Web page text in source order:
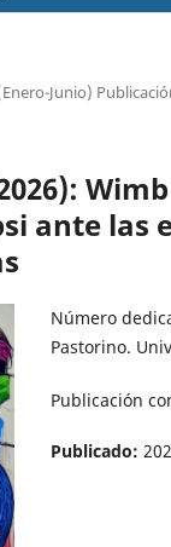
Junio)
ante las
Número
Pastorino.
Publicación
Publicado: